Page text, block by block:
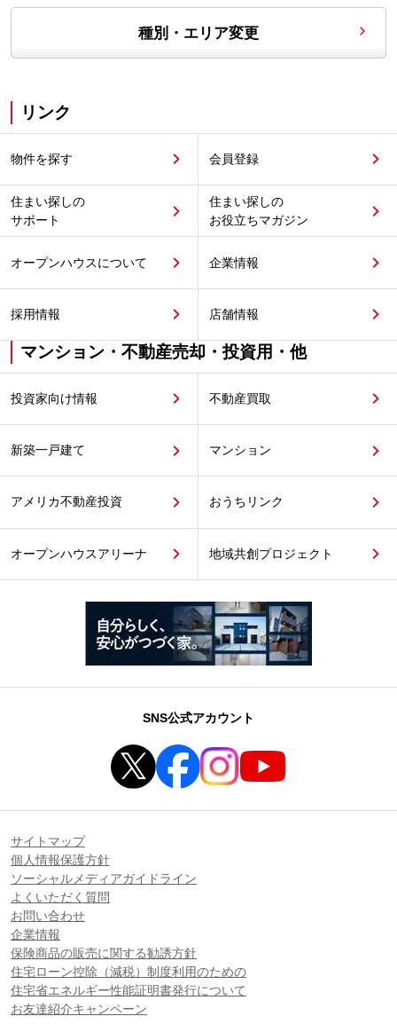
種別・エリア変更
リンク
物件を探す 会員登録
住まい探しの
サポート
住まい探しの
お役立ちマガジン
オープンハウスについて 企業情報
採用情報 店舗情報
マンション・不動産売却・投資用・他
投資家向け情報 不動産買取
新築一戸建て マンション
アメリカ不動産投資 おうちリンク
オープンハウスアリーナ 地域共創プロジェクト
SNS公式アカウント
サイトマップ
個人情報保護方針
ソーシャルメディアガイドライン
よくいただく質問
お問い合わせ
企業情報
保険商品の販売に関する勧誘方針
住宅ローン控除（減税）制度利用のための
住宅省エネルギー性能証明書発行について
お友達紹介キャンペーン